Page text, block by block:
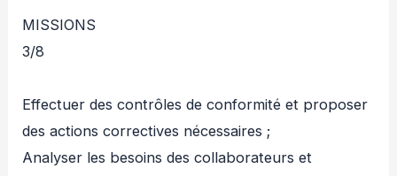
MISSIONS
3/8
Effectuer des contrôles de conformité et proposer
des actions correctives nécessaires ;
Analyser les besoins des collaborateurs et